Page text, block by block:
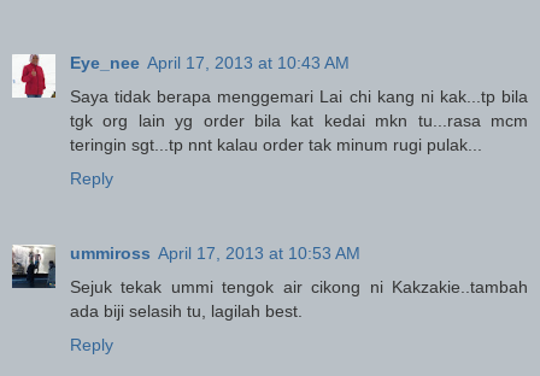
Eye_nee April 17, 2013 at 10:43 AM
Saya tidak berapa menggemari Lai chi kang ni kak...tp bila
tgk org lain yg order bila kat kedai mkn tu...rasa mcm
teringin sgt...tp nnt kalau order tak minum rugi pulak...
Reply
ummiross April 17, 2013 at 10:53 AM
Sejuk tekak ummi tengok air cikong ni Kakzakie..tambah
ada biji selasih tu, lagilah best.
Reply